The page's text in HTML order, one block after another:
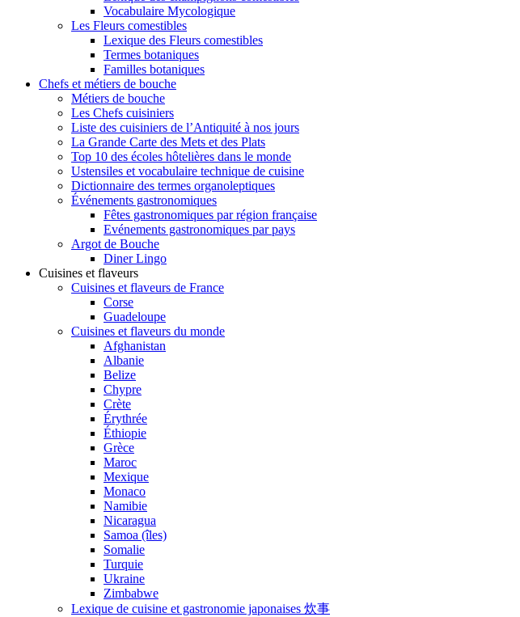
Vocabulaire Mycologique
Les Fleurs comestibles
Lexique des Fleurs comestibles
Termes botaniques
Familles botaniques
Chefs et métiers de bouche
Métiers de bouche
Les Chefs cuisiniers
Liste des cuisiniers de l’Antiquité à nos jours
La Grande Carte des Mets et des Plats
Top 10 des écoles hôtelières dans le monde
Ustensiles et vocabulaire technique de cuisine
Dictionnaire des termes organoleptiques
Événements gastronomiques
Fêtes gastronomiques par région française
Evénements gastronomiques par pays
Argot de Bouche
Diner Lingo
Cuisines et flaveurs
Cuisines et flaveurs de France
Corse
Guadeloupe
Cuisines et flaveurs du monde
Afghanistan
Albanie
Belize
Chypre
Crète
Érythrée
Éthiopie
Grèce
Maroc
Mexique
Monaco
Namibie
Nicaragua
Samoa (îles)
Somalie
Turquie
Ukraine
Zimbabwe
Lexique de cuisine et gastronomie japonaises 炊事